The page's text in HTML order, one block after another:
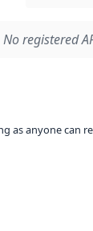
No registered
as anyone can